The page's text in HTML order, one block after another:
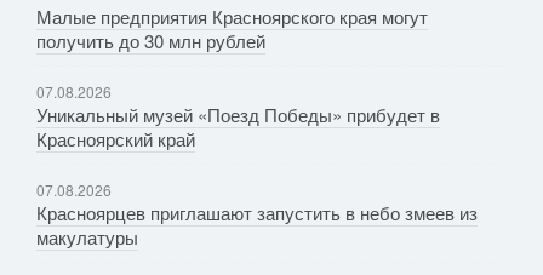
Малые предприятия Красноярского края могут
получить до 30 млн рублей
07.08.2026
Уникальный музей «Поезд Победы» прибудет в
Красноярский край
07.08.2026
Красноярцев приглашают запустить в небо змеев из
макулатуры